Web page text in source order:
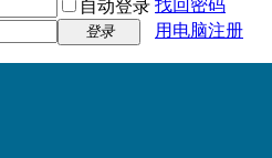
自动登录 找回密码
登录 用电脑注册